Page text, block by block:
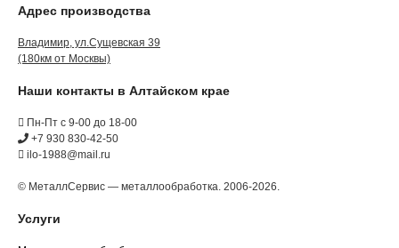
Адрес производства
Владимир, ул.Сущевская 39
(180км от Москвы)
Наши контакты в Алтайском крае
Пн-Пт с 9-00 до 18-00
+7 930 830-42-50
ilo-1988@mail.ru
© МеталлСервис — металлообработка. 2006-2026.
Услуги